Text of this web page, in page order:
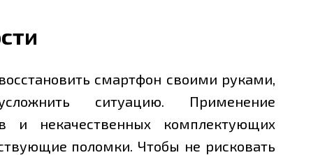
смартфон своими руками,
ситуацию. Применение
и некачественных комплектующих
поломки. Чтобы не рисковать